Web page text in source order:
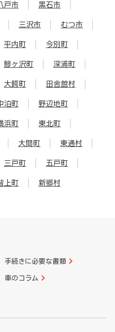
戸市 黒石市
三沢市 むつ市
平内町 今別町
鰺ヶ沢町 深浦町
大鰐町 田舎館村
泊町 野辺地町
浜町 東北町
大間町 東通村
三戸町 五戸町
上町 新郷村
手続きに必要な書類
車のコラム